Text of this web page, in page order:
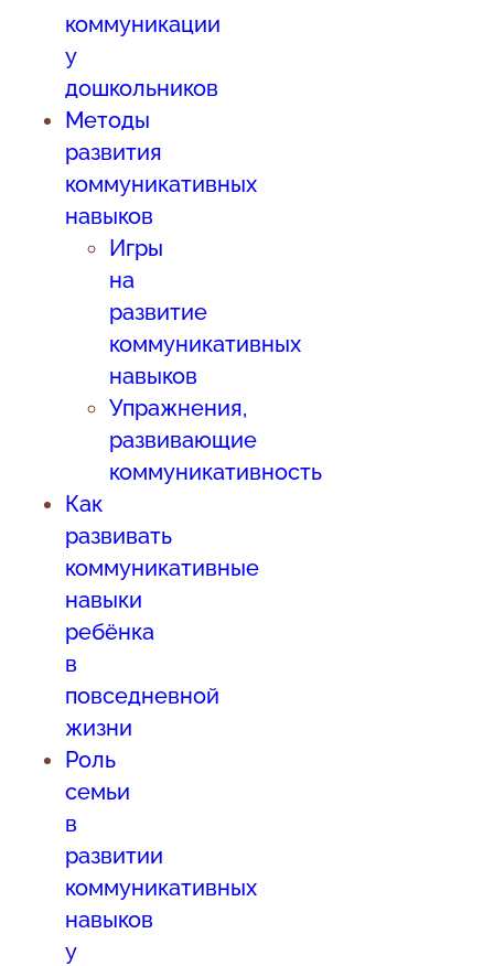
коммуникации
у
дошкольников
Методы
развития
коммуникативных
навыков
Игры
на
развитие
коммуникативных
навыков
Упражнения,
развивающие
коммуникативность
Как
развивать
коммуникативные
навыки
ребёнка
в
повседневной
жизни
Роль
семьи
в
развитии
коммуникативных
навыков
у